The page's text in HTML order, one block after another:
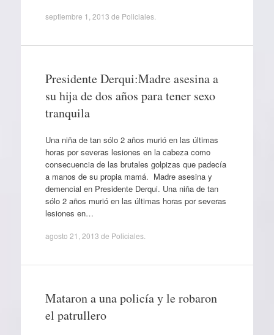
septiembre 1, 2013 de Policiales.
Presidente Derqui:Madre asesina a
su hija de dos años para tener sexo
tranquila
Una niña de tan sólo 2 años murió en las últimas
horas por severas lesiones en la cabeza como
consecuencia de las brutales golpizas que padecía
a manos de su propia mamá. Madre asesina y
demencial en Presidente Derqui. Una niña de tan
sólo 2 años murió en las últimas horas por severas
lesiones en…
agosto 21, 2013 de Policiales.
Mataron a una policía y le robaron
el patrullero